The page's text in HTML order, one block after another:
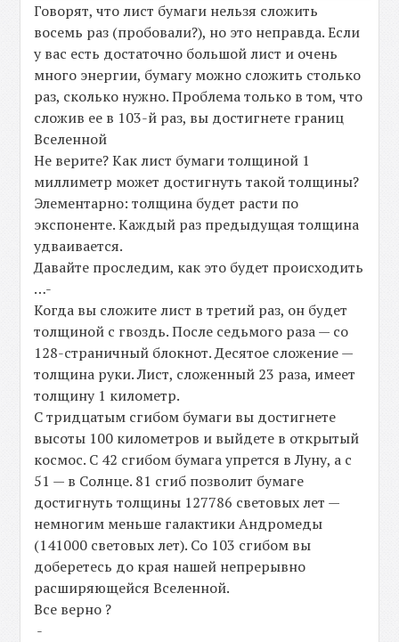
Говорят, что лист бумаги нельзя сложить
восемь раз (пробовали?), но это неправда. Если
у вас есть достаточно большой лист и очень
много энергии, бумагу можно сложить столько
раз, сколько нужно. Проблема только в том, что
сложив ее в 103-й раз, вы достигнете границ
Вселенной
Не верите? Как лист бумаги толщиной 1
миллиметр может достигнуть такой толщины?
Элементарно: толщина будет расти по
экспоненте. Каждый раз предыдущая толщина
удваивается.
Давайте проследим, как это будет происходить
…-
Когда вы сложите лист в третий раз, он будет
толщиной с гвоздь. После седьмого раза — со
128-страничный блокнот. Десятое сложение —
толщина руки. Лист, сложенный 23 раза, имеет
толщину 1 километр.
С тридцатым сгибом бумаги вы достигнете
высоты 100 километров и выйдете в открытый
космос. С 42 сгибом бумага упрется в Луну, а с
51 — в Солнце. 81 сгиб позволит бумаге
достигнуть толщины 127786 световых лет —
немногим меньше галактики Андромеды
(141000 световых лет). Со 103 сгибом вы
доберетесь до края нашей непрерывно
расширяющейся Вселенной.
Все верно ?
-